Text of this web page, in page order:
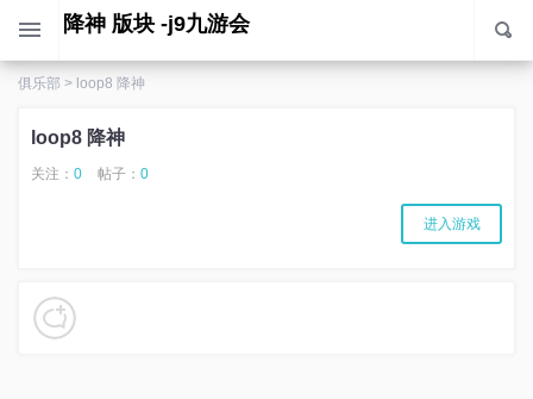
loop8 降神 版块 -j9九游会
俱乐部 > loop8 降神
loop8 降神
关注： 0 帖子： 0
进入游戏